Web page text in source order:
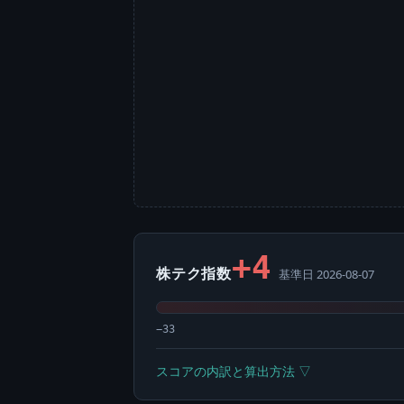
株テク指数+4 基準日 2026-08-07
−33
スコアの内訳と算出方法 ▽